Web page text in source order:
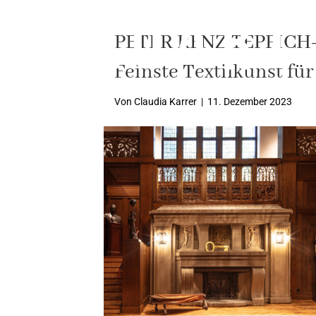
PETER RENZ
Feinste Textilkunst
Von Claudia Karrer | 11. Dezember 2023